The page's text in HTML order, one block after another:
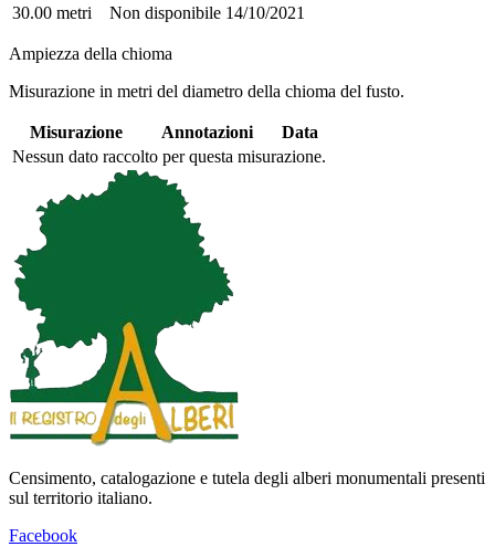
30.00 metri
Non disponibile 14/10/2021
Ampiezza della chioma
Misurazione in metri del diametro della chioma del fusto.
Misurazione Annotazioni
Data
Nessun dato raccolto per questa misurazione.
Censimento, catalogazione e tutela degli alberi monumentali presenti
sul territorio italiano.
Facebook